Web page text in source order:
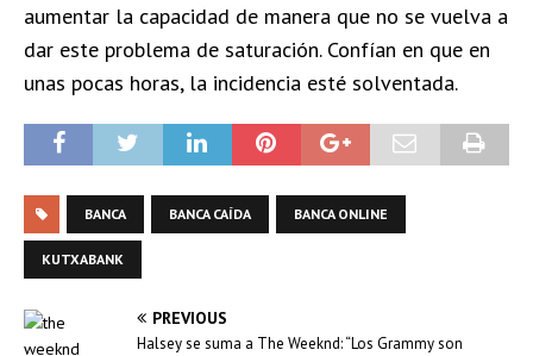
aumentar la capacidad de manera que no se vuelva a
dar este problema de saturación. Confían en que en
unas pocas horas, la incidencia esté solventada.
BANCA BANCA CAÍDA BANCA ONLINE
KUTXABANK
PREVIOUS
Halsey se suma a The Weeknd: “Los Grammy son